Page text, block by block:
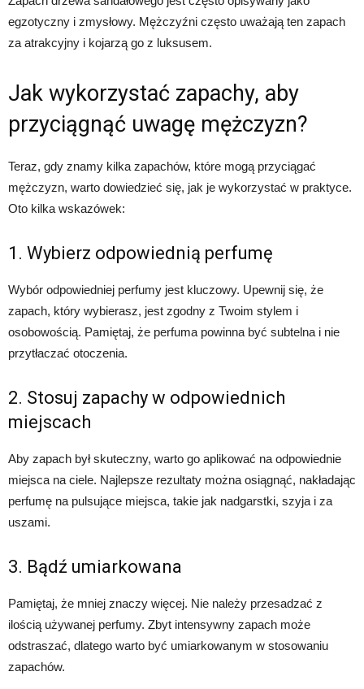
egzotyczny i zmysłowy. Mężczyźni często uważają ten zapach
za atrakcyjny i kojarzą go z luksusem.
Jak wykorzystać zapachy, aby
przyciągnąć uwagę mężczyzn?
Teraz, gdy znamy kilka zapachów, które mogą przyciągać
mężczyzn, warto dowiedzieć się, jak je wykorzystać w praktyce.
Oto kilka wskazówek:
1. Wybierz odpowiednią perfumę
Wybór odpowiedniej perfumy jest kluczowy. Upewnij się, że
zapach, który wybierasz, jest zgodny z Twoim stylem i
osobowością. Pamiętaj, że perfuma powinna być subtelna i nie
przytłaczać otoczenia.
2. Stosuj zapachy w odpowiednich
miejscach
Aby zapach był skuteczny, warto go aplikować na odpowiednie
miejsca na ciele. Najlepsze rezultaty można osiągnąć, nakładając
perfumę na pulsujące miejsca, takie jak nadgarstki, szyja i za
uszami.
3. Bądź umiarkowana
Pamiętaj, że mniej znaczy więcej. Nie należy przesadzać z
ilością używanej perfumy. Zbyt intensywny zapach może
odstraszać, dlatego warto być umiarkowanym w stosowaniu
zapachów.